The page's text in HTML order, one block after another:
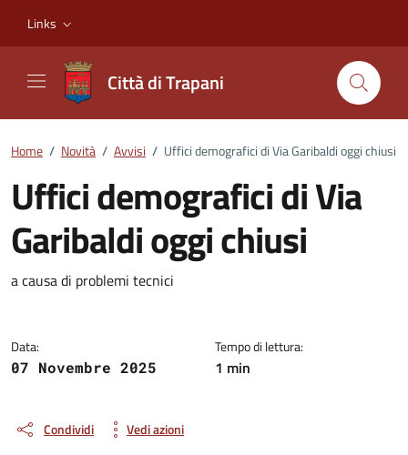
Links
Città di Trapani
Home / Novità / Avvisi / Uffici demografici di Via Garibaldi oggi chiusi
Uffici demografici di Via
Garibaldi oggi chiusi
Dettagli della notizia
a causa di problemi tecnici
Data:
07 Novembre 2025
Tempo di lettura:
1 min
Condividi Vedi azioni